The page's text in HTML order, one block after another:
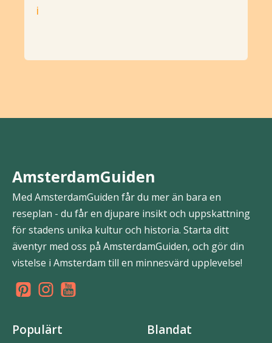
AmsterdamGuiden
Med AmsterdamGuiden får du mer än bara en
reseplan - du får en djupare insikt och uppskattning
för stadens unika kultur och historia. Starta ditt
äventyr med oss på AmsterdamGuiden, och gör din
vistelse i Amsterdam till en minnesvärd upplevelse!
Populärt Blandat